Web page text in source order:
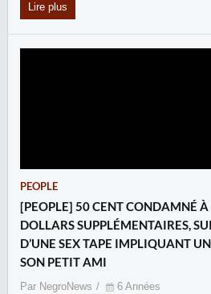
Lire plus
PEOPLE
[PEOPLE] 50 CENT CONDAMNÉ
DOLLARS SUPPLÉMENTAIRES,
D’UNE SEX TAPE IMPLIQUANT
SON PETIT AMI
Par NegroNews 6 Années